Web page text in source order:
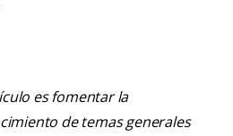
es fomentar la
de temas generales